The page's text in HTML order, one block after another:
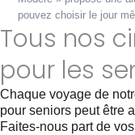
pouvez choisir le jour
Tous nos
pour les
Chaque voyage de
pour seniors peut être
Faites-nous part de